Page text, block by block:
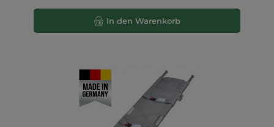
In den Warenkorb